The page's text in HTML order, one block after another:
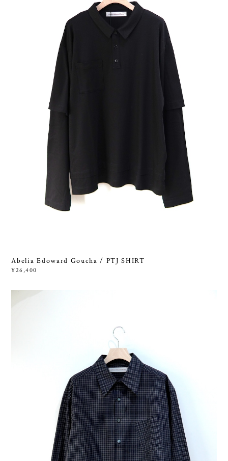
Abelia Edoward Goucha / PTJ SHIRT
¥26,400